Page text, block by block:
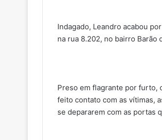
Indagado, Leandro acabou
na rua 8.202, no bairro Barão
Preso em flagrante por furto,
feito contato com as vítimas,
se depararem com as portas